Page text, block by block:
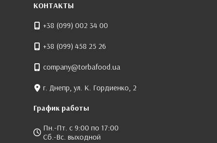
КОНТАКТЫ
+38 (099) 002 34 00
+38 (099) 458 25 26
company@torbafood.ua
г. Днепр, ул. К. Гордиенко, 2
График работы
Пн.-Пт. с 9:00 по 17:00
Сб.-Вс. выходной